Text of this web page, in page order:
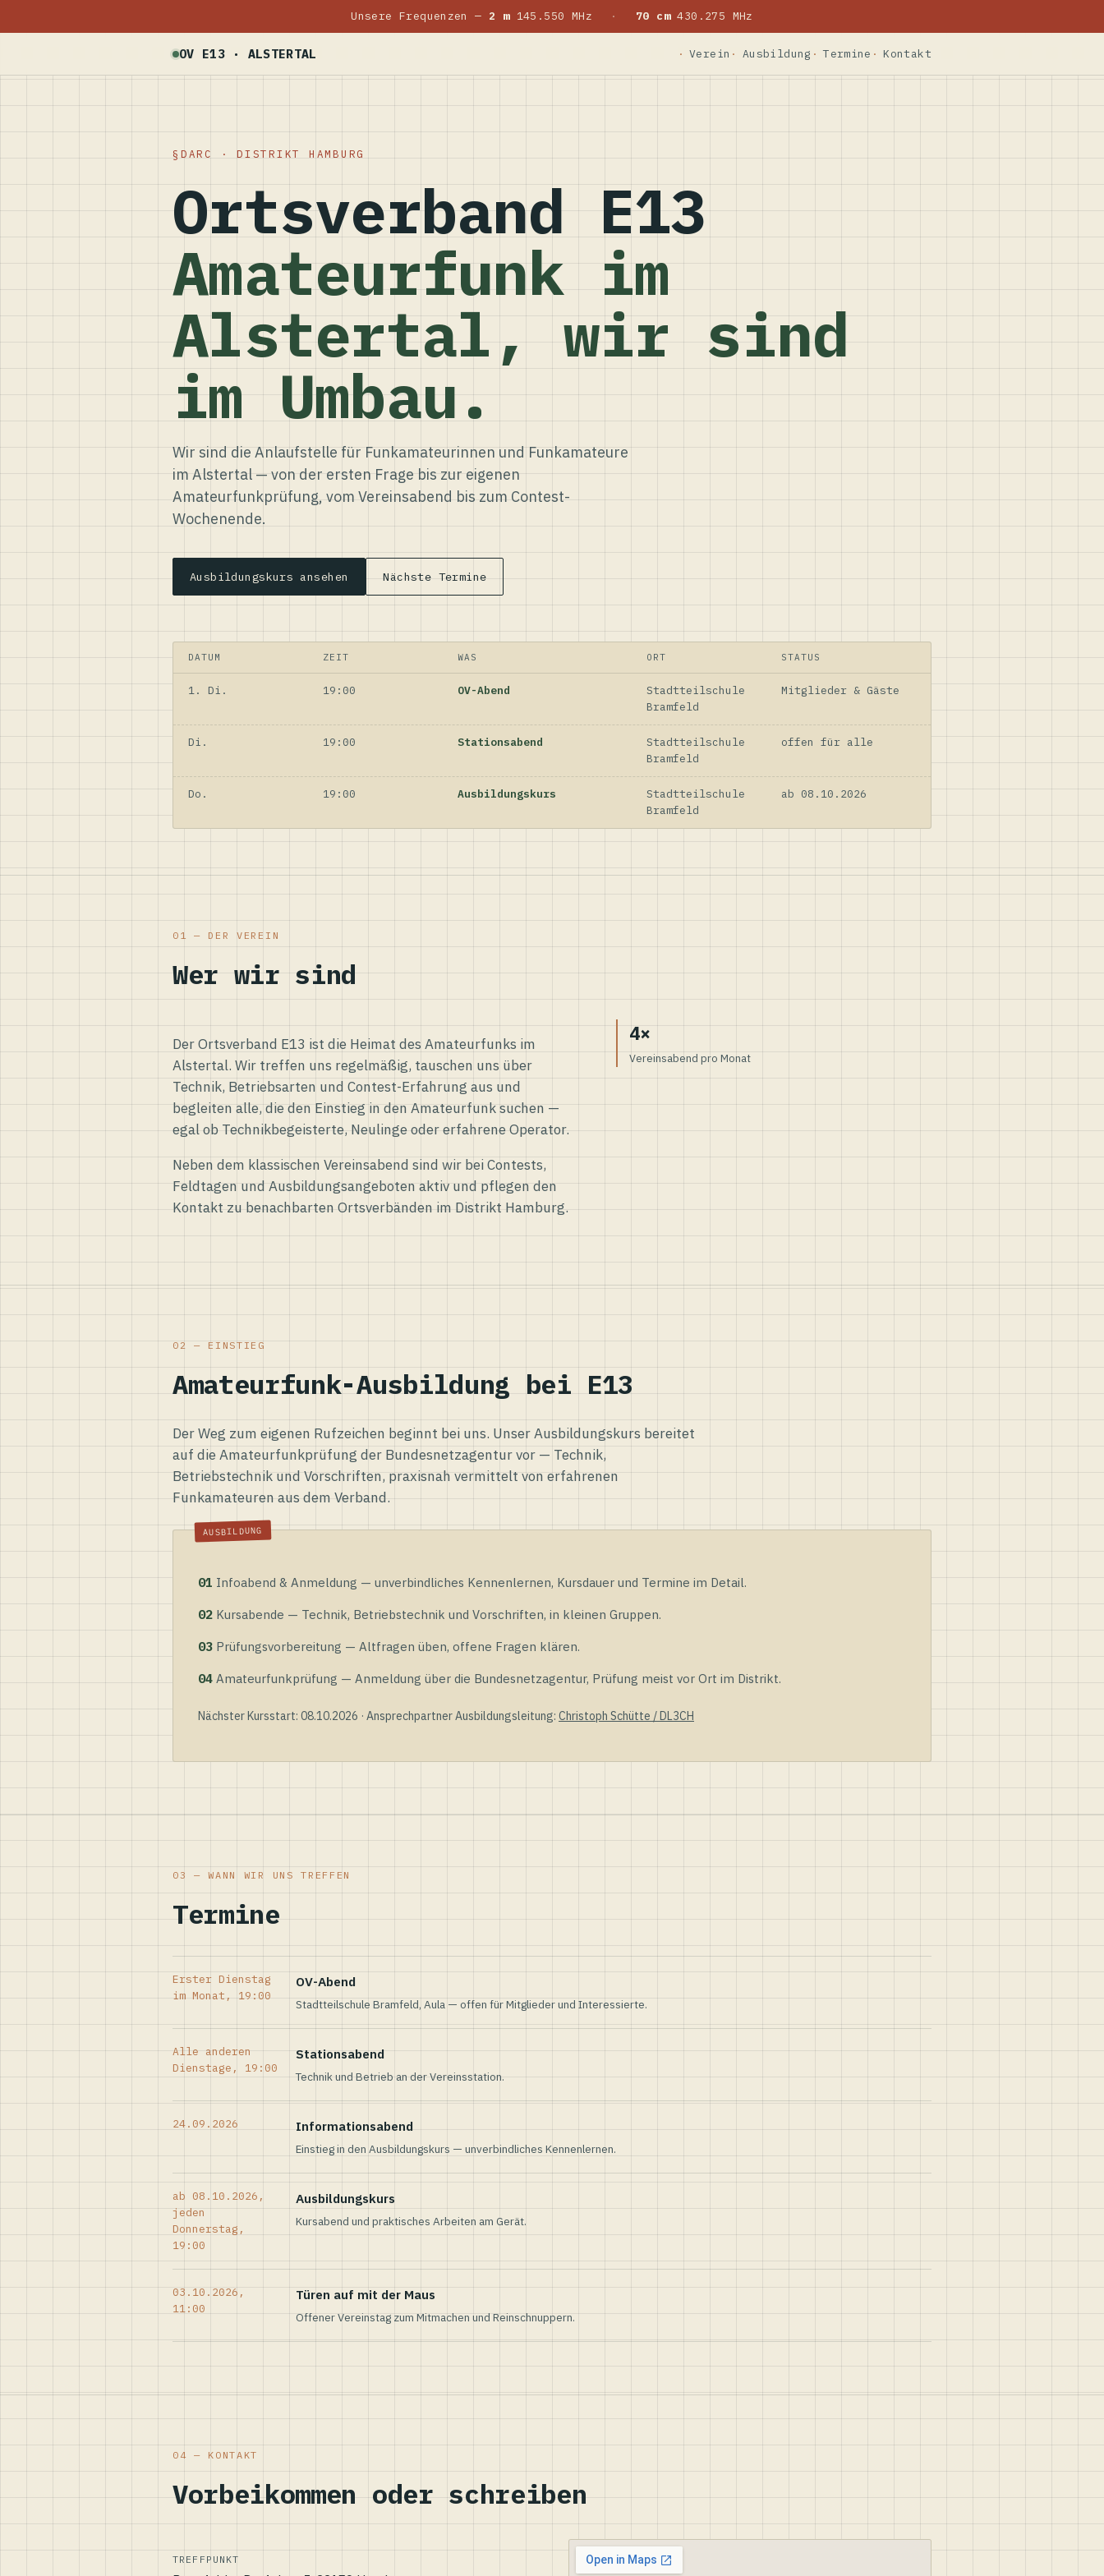
Unsere Frequenzen — 2 m145.550 MHz · 70 cm430.275 MHz
OV E13 · ALSTERTAL Verein Ausbildung Termine Kontakt
DARC · DISTRIKT HAMBURG
Ortsverband E13
Amateurfunk im
Alstertal, wir sind
im Umbau.
Wir sind die Anlaufstelle für Funkamateurinnen und Funkamateure
im Alstertal — von der ersten Frage bis zur eigenen
Amateurfunkprüfung, vom Vereinsabend bis zum Contest-
Wochenende.
Ausbildungskurs ansehen Nächste Termine
DATUM ZEIT WAS ORT STATUS
1. Di. 19:00 OV-Abend
Stadtteilschule
Bramfeld
Mitglieder & Gäste
Di. 19:00 Stationsabend
Stadtteilschule
Bramfeld
offen für alle
Do. 19:00 Ausbildungskurs
Stadtteilschule
Bramfeld
ab 08.10.2026
01 — DER VEREIN
Wer wir sind
Der Ortsverband E13 ist die Heimat des Amateurfunks im
Alstertal. Wir treffen uns regelmäßig, tauschen uns über
Technik, Betriebsarten und Contest-Erfahrung aus und
begleiten alle, die den Einstieg in den Amateurfunk suchen —
egal ob Technikbegeisterte, Neulinge oder erfahrene Operator.
Neben dem klassischen Vereinsabend sind wir bei Contests,
Feldtagen und Ausbildungsangeboten aktiv und pflegen den
Kontakt zu benachbarten Ortsverbänden im Distrikt Hamburg.
4×
Vereinsabend pro Monat
02 — EINSTIEG
Amateurfunk-Ausbildung bei E13
Der Weg zum eigenen Rufzeichen beginnt bei uns. Unser Ausbildungskurs bereitet
auf die Amateurfunkprüfung der Bundesnetzagentur vor — Technik,
Betriebstechnik und Vorschriften, praxisnah vermittelt von erfahrenen
Funkamateuren aus dem Verband.
01 Infoabend & Anmeldung — unverbindliches Kennenlernen, Kursdauer und Termine im Detail.
02 Kursabende — Technik, Betriebstechnik und Vorschriften, in kleinen Gruppen.
03 Prüfungsvorbereitung — Altfragen üben, offene Fragen klären.
04 Amateurfunkprüfung — Anmeldung über die Bundesnetzagentur, Prüfung meist vor Ort im Distrikt.
Nächster Kursstart: 08.10.2026 · Ansprechpartner Ausbildungsleitung: Christoph Schütte / DL3CH
03 — WANN WIR UNS TREFFEN
Termine
Erster Dienstag
im Monat, 19:00
OV-Abend
Stadtteilschule Bramfeld, Aula — offen für Mitglieder und Interessierte.
Alle anderen
Dienstage, 19:00
Stationsabend
Technik und Betrieb an der Vereinsstation.
24.09.2026 Informationsabend
Einstieg in den Ausbildungskurs — unverbindliches Kennenlernen.
ab 08.10.2026,
jeden
Donnerstag,
19:00
Ausbildungskurs
Kursabend und praktisches Arbeiten am Gerät.
03.10.2026,
11:00
Türen auf mit der Maus
Offener Vereinstag zum Mitmachen und Reinschnuppern.
04 — KONTAKT
Vorbeikommen oder schreiben
TREFFPUNKT